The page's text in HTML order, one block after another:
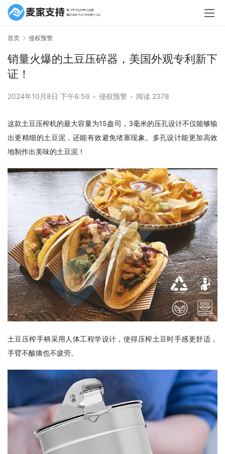
首页 侵权预警
销量火爆的土豆压碎器，美国外观专利新下
证！
2024年10月8日 下午6:56 • 侵权预警 • 阅读 2378
这款土豆压榨机的最大容量为15盎司，3毫米的压孔设计不仅能够输
出更精细的土豆泥，还能有效避免堵塞现象。多孔设计能更加高效
地制作出美味的土豆泥！
土豆压榨手柄采用人体工程学设计，使得压榨土豆时手感更舒适，
手臂不酸痛也不疲劳。